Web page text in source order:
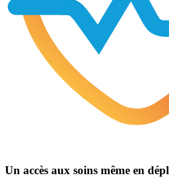
Un accès aux soins même en